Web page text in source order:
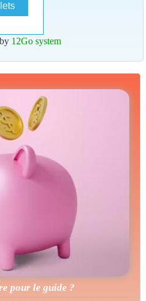
12Go system
pour le guide ?